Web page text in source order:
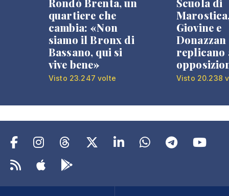
Rondò Brenta, un
quartiere che
cambia: «Non
siamo il Bronx di
Bassano, qui si
vive bene»
Visto 23.247 volte
Scuola di
Giovine e
Donazzan
replicano
Visto 20.238